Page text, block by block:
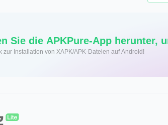
Sie die APKPure-App herunter,
zur Installation von XAPK/APK-Dateien auf Android!